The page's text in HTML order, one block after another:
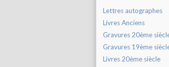
Lettres autographes
Livres Anciens
Gravures 20ème
Gravures 19ème
Livres 20ème siècle